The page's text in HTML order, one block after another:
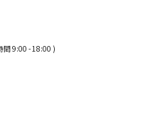
間 9:00 - 18:00 )